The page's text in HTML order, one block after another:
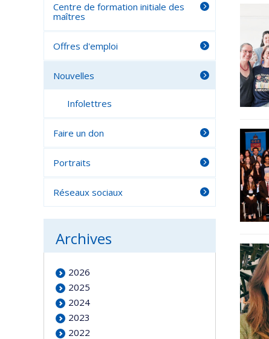
Centre de formation initiale des
maîtres
Offres d'emploi
Nouvelles
Infolettres
Faire un don
Portraits
Réseaux sociaux
Archives
2026
2025
2024
2023
2022